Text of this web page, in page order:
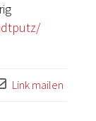
Link mailen